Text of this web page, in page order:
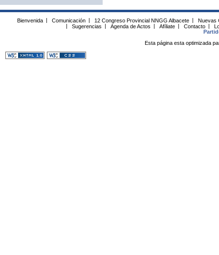
Bienvenida Comunicación 12 Congreso Provincial NNGG Albacete
Nuevas
Sugerencias Agenda de Actos Afíliate Contacto
Esta página esta optimizada